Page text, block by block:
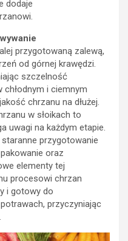
dodaje
przygotowaną zalewą,
od górnej krawędzi.
szczelność
chłodnym i ciemnym
chrzanu na dłużej.
w słoikach to
uwagi na każdym etapie.
przygotowanie
oraz
elementy tej
procesowi chrzan
i gotowy do
przyczyniając